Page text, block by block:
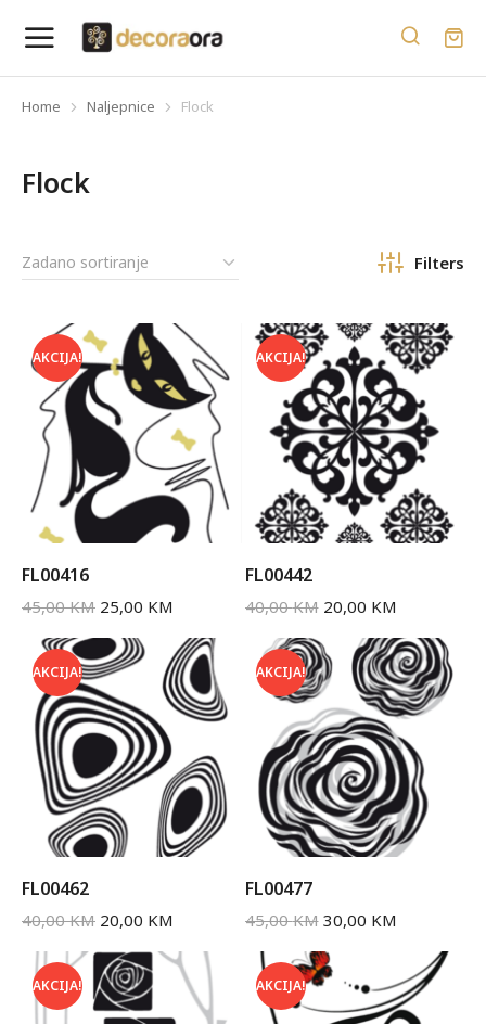
You are here:
Home Naljepnice Flock
Flock
Filters
AKCIJA!
FL00416
45,00KM 25,00 KM
AKCIJA!
FL00442
40,00KM 20,00 KM
AKCIJA!
FL00462
40,00KM 20,00 KM
AKCIJA!
FL00477
45,00KM 30,00 KM
AKCIJA! AKCIJA!